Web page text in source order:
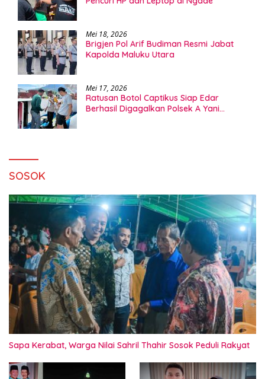
Mei 18, 2026
Brigjen Pol Arif Budiman Resmi Jabat
Kapolda Maluku Utara
Mei 17, 2026
Ratusan Botol Captikus Siap Edar
Berhasil Digagalkan Polsek A Yani
SOSOK
Sapa Kerabat, Warga Nilai Sahril Thahir Sosok Peduli Rakyat